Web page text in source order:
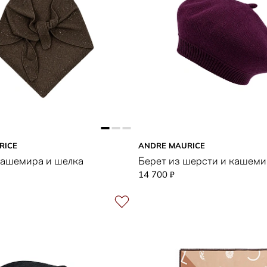
и шелка
ANDRE MAURICE
Берет из шерсти и
14 700 ₽